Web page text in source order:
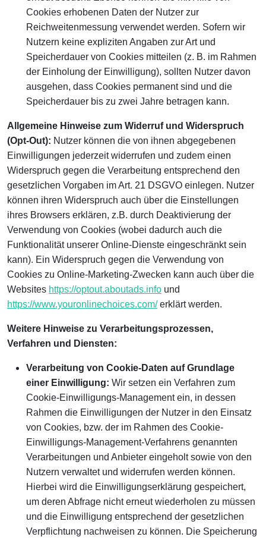
Cookies erhobenen Daten der Nutzer zur
Reichweitenmessung verwendet werden. Sofern wir
Nutzern keine expliziten Angaben zur Art und
Speicherdauer von Cookies mitteilen (z. B. im Rahmen
der Einholung der Einwilligung), sollten Nutzer davon
ausgehen, dass Cookies permanent sind und die
Speicherdauer bis zu zwei Jahre betragen kann.
Allgemeine Hinweise zum Widerruf und Widerspruch
(Opt-Out): Nutzer können die von ihnen abgegebenen
Einwilligungen jederzeit widerrufen und zudem einen
Widerspruch gegen die Verarbeitung entsprechend den
gesetzlichen Vorgaben im Art. 21 DSGVO einlegen. Nutzer
können ihren Widerspruch auch über die Einstellungen
ihres Browsers erklären, z.B. durch Deaktivierung der
Verwendung von Cookies (wobei dadurch auch die
Funktionalität unserer Online-Dienste eingeschränkt sein
kann). Ein Widerspruch gegen die Verwendung von
Cookies zu Online-Marketing-Zwecken kann auch über die
Websites https://optout.aboutads.info und
https://www.youronlinechoices.com/erklärt werden.
Weitere Hinweise zu Verarbeitungsprozessen,
Verfahren und Diensten:
Verarbeitung von Cookie-Daten auf Grundlage
einer Einwilligung: Wir setzen ein Verfahren zum
Cookie-Einwilligungs-Management ein, in dessen
Rahmen die Einwilligungen der Nutzer in den Einsatz
von Cookies, bzw. der im Rahmen des Cookie-
Einwilligungs-Management-Verfahrens genannten
Verarbeitungen und Anbieter eingeholt sowie von den
Nutzern verwaltet und widerrufen werden können.
Hierbei wird die Einwilligungserklärung gespeichert,
um deren Abfrage nicht erneut wiederholen zu müssen
und die Einwilligung entsprechend der gesetzlichen
Verpflichtung nachweisen zu können. Die Speicherung